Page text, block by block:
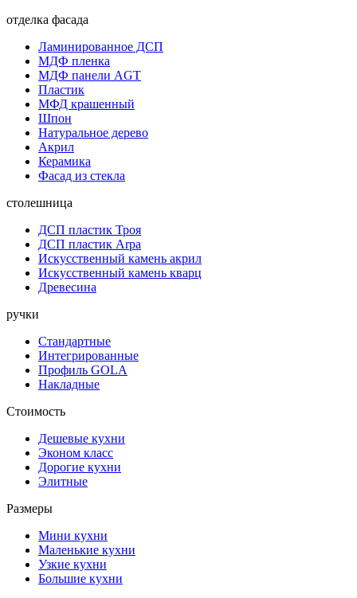
отделка фасада
Ламинированное ДСП
МДФ пленка
МДФ панели AGT
Пластик
МФД крашенный
Шпон
Натуральное дерево
Акрил
Керамика
Фасад из стекла
столешница
ДСП пластик Троя
ДСП пластик Arpa
Искусственный камень акрил
Искусственный камень кварц
Древесина
ручки
Стандартные
Интегрированные
Профиль GOLA
Накладные
Стоимость
Дешевые кухни
Эконом класс
Дорогие кухни
Элитные
Размеры
Мини кухни
Маленькие кухни
Узкие кухни
Большие кухни